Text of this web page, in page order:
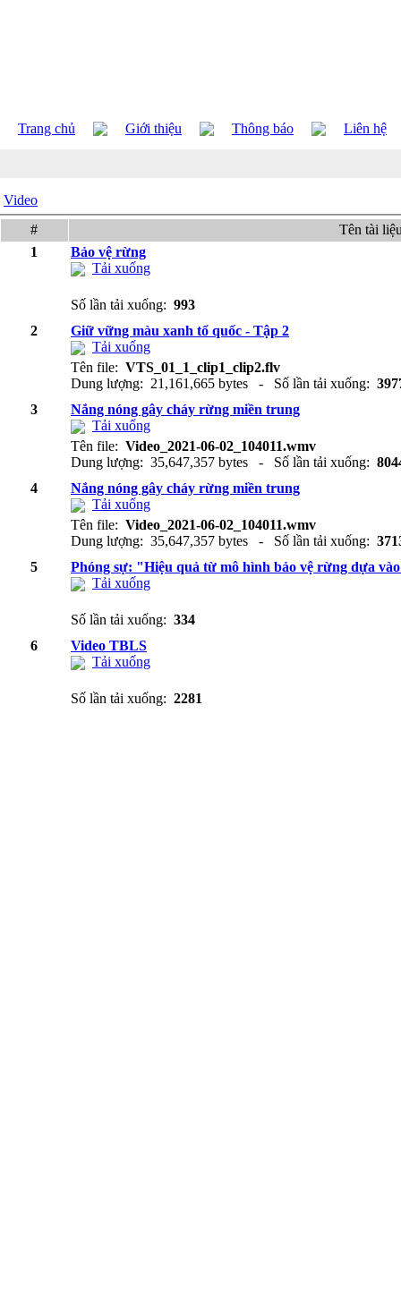
Trang chủ Giới thiệu Thông báo Liên hệ
Video
#
Tên tài
1
Bảo vệ rừng
Tải xuống
Số lần tải xuống: 993
2
Giữ vững màu xanh tổ quốc - Tập 2
Tải xuống
Tên file: VTS_01_1_clip1_clip2.flv
Dung lượng: 21,161,665 bytes - Số lần tải xuống:
3
Nắng nóng gây cháy rừng miền trung
Tải xuống
Tên file: Video_2021-06-02_104011.wmv
Dung lượng: 35,647,357 bytes - Số lần tải xuống:
4
Nắng nóng gây cháy rừng miền trung
Tải xuống
Tên file: Video_2021-06-02_104011.wmv
Dung lượng: 35,647,357 bytes - Số lần tải xuống:
5
Phóng sự: "Hiệu quả từ mô hình bảo vệ rừng dựa
Tải xuống
Số lần tải xuống: 334
6
Video TBLS
Tải xuống
Số lần tải xuống: 2281